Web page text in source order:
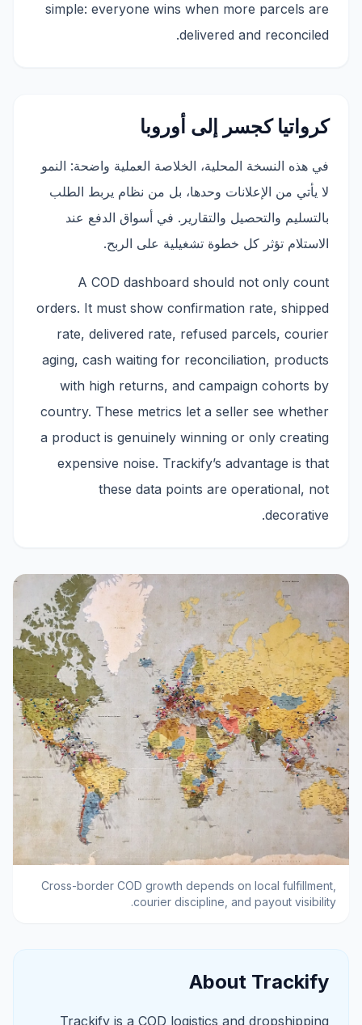
simple: everyone wins when more parcels are
delivered and reconciled.
كرواتيا كجسر إلى أوروبا
في هذه النسخة المحلية، الخلاصة العملية واضحة: النمو
لا يأتي من الإعلانات وحدها، بل من نظام يربط الطلب
بالتسليم والتحصيل والتقارير. في أسواق الدفع عند
الاستلام تؤثر كل خطوة تشغيلية على الربح.
A COD dashboard should not only count
orders. It must show confirmation rate, shipped
rate, delivered rate, refused parcels, courier
aging, cash waiting for reconciliation, products
with high returns, and campaign cohorts by
country. These metrics let a seller see whether
a product is genuinely winning or only creating
expensive noise. Trackify’s advantage is that
these data points are operational, not
decorative.
Cross-border COD growth depends on local fulfillment,
courier discipline, and payout visibility.
About Trackify
Trackify is a COD logistics and dropshipping